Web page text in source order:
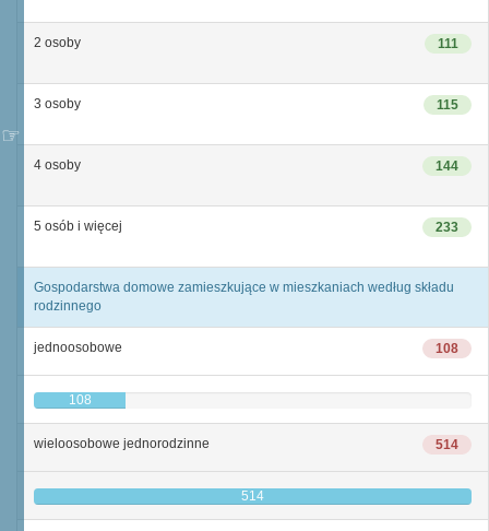
111
2 osoby
115
3 osoby
144
4 osoby
233
5 osób i więcej
Gospodarstwa domowe zamieszkujące w mieszkaniach według składu
rodzinnego
108
jednoosobowe
108
514
wieloosobowe jednorodzinne
514